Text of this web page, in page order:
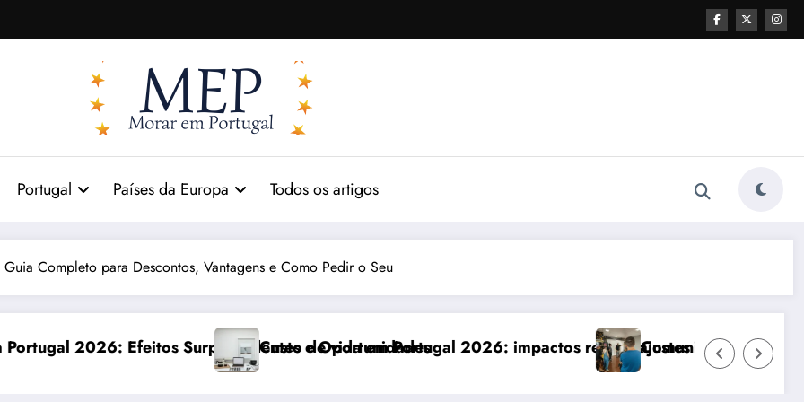
Portugal Países da Europa Todos os artigos
Completo para Descontos, Vantagens e Como Pedir o Seu
e Oportunidades
Custo de vida em Portugal 2026: impactos reais e ajustes necessáriosComunicação com Balcões Públicos em 2026: Os